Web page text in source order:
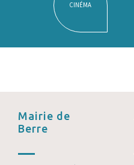
CINÉMA
Mairie de
Berre